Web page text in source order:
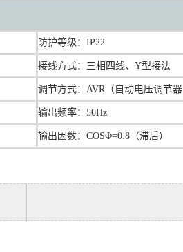
防护等级：IP22
接线方式：三相四线、Y型接法
调节方式：AVR（自动电压调节
输出频率：50Hz
输出因数：COSΦ=0.8（滞后）